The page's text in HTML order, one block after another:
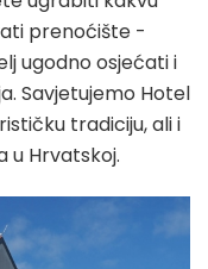
prenoćište -
ugodno osjećati i
Savjetujemo Hotel
tradiciju, ali i
Hrvatskoj.